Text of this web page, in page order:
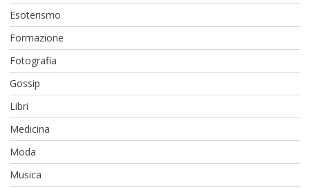
Esoterismo
Formazione
Fotografia
Gossip
Libri
Medicina
Moda
Musica